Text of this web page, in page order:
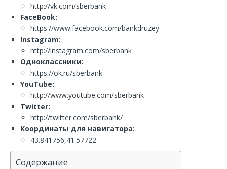
http://vk.com/sberbank
FaceBook:
https://www.facebook.com/bankdruzey
Instagram:
http://instagram.com/sberbank
Одноклассники:
https://ok.ru/sberbank
YouTube:
http://www.youtube.com/sberbank
Twitter:
http://twitter.com/sberbank/
Координаты для навигатора:
43.841756,41.57722
Содержание